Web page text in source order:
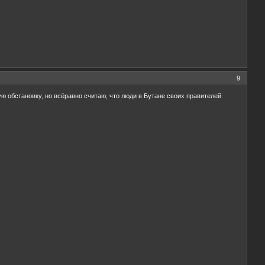
9
обстановку, но всёравно считаю, что люди в Бутане своих правителей